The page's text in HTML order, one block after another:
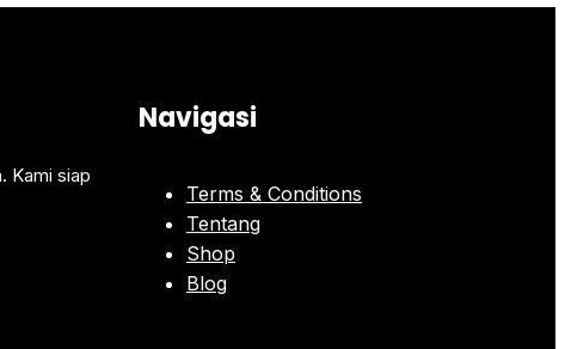
Kami siap
Navigasi
Terms & Conditions
Tentang
Shop
Blog